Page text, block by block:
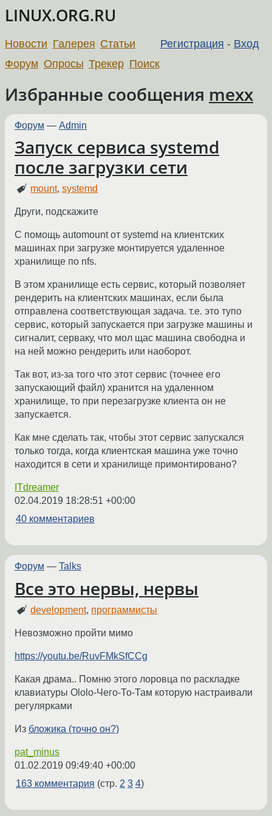
LINUX.ORG.RU
Регистрация - Вход
Новости Галерея Статьи
Форум Опросы Трекер Поиск
Избранные сообщения mexx
Форум — Admin
Запуск сервиса systemd
после загрузки сети
mount,systemd
Други, подскажите
С помощь automount от systemd на клиентских
машинах при загрузке монтируется удаленное
хранилище по nfs.
В этом хранилище есть сервис, который позволяет
рендерить на клиентских машинах, если была
отправлена соответствующая задача. т.е. это тупо
сервис, который запускается при загрузке машины и
сигналит, серваку, что мол щас машина свободна и
на ней можно рендерить или наоборот.
Так вот, из-за того что этот сервис (точнее его
запускающий файл) хранится на удаленном
хранилище, то при перезагрузке клиента он не
запускается.
Как мне сделать так, чтобы этот сервис запускался
только тогда, когда клиентская машина уже точно
находится в сети и хранилище примонтировано?
ITdreamer
02.04.2019 18:28:51 +00:00
40 комментариев
Форум — Talks
Все это нервы, нервы
development, программисты
Невозможно пройти мимо
https://youtu.be/RuvFMkSfCCg
Какая драма.. Помню этого лоровца по раскладке
клавиатуры Ololo-Чего-То-Там которую настраивали
регулярками
Из бложика (точно он?)
pat_minus
01.02.2019 09:49:40 +00:00
163 комментария (стр. 2 3 4)